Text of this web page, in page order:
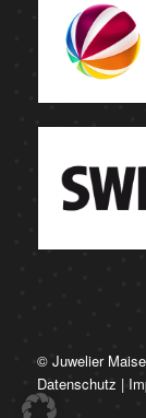
© Juwelier
Datenschutz |